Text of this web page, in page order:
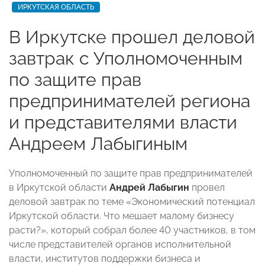
ИРКУТСКАЯ ОБЛАСТЬ
В Иркутске прошел деловой
завтрак с Уполномоченным
по защите прав
предпринимателей региона
и представителями власти
Андреем Лабыгиным
Уполномоченный по защите прав предпринимателей
в Иркутской области Андрей Лабыгин провел
деловой завтрак по теме «Экономический потенциал
Иркутской области. Что мешает малому бизнесу
расти?», который собрал более 40 участников, в том
числе представителей органов исполнительной
власти, институтов поддержки бизнеса и